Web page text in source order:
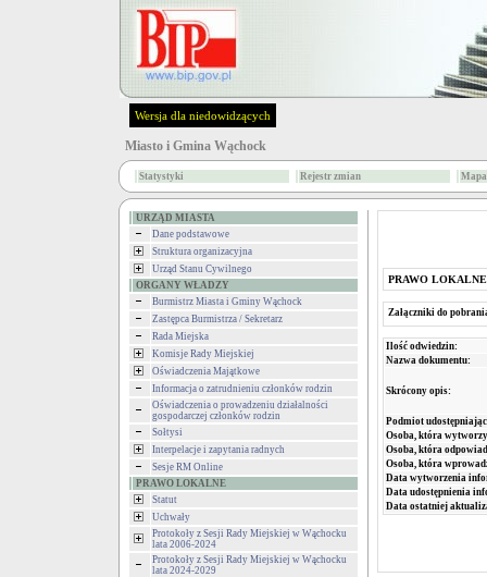
Wersja dla niedowidzących
Miasto i Gmina Wąchock
Statystyki Rejestr zmian
URZĄD MIASTA
Dane podstawowe
Struktura organizacyjna
Urząd Stanu Cywilnego
ORGANY WŁADZY
Burmistrz Miasta i Gminy Wąchock
Zastępca Burmistrza / Sekretarz
Rada Miejska
Komisje Rady Miejskiej
Oświadczenia Majątkowe
Informacja o zatrudnieniu członków rodzin
Oświadczenia o prowadzeniu działalności
gospodarczej członków rodzin
Sołtysi
Interpelacje i zapytania radnych
Sesje RM Online
PRAWO LOKALNE
Statut
Uchwały
Protokoły z Sesji Rady Miejskiej w Wąchocku
lata 2006-2024
Protokoły z Sesji Rady Miejskiej w Wąchocku
lata 2024-2029
PRAWO LOKALNE
Załączniki do
Ilość odwiedzin:
Nazwa dokumentu:
Skrócony opis:
Podmiot
Osoba, która
Osoba, która
Osoba, która
Data wytworzenia
Data udostępnienia
Data ostatniej